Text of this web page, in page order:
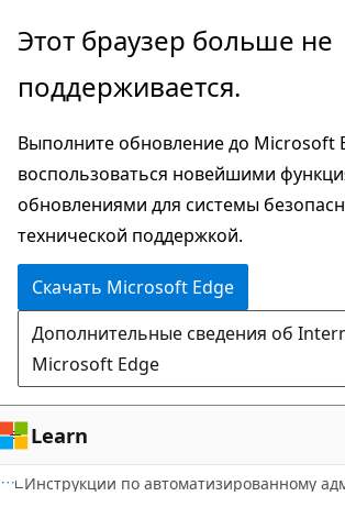
Пропустить
перейти
основному
содержимому
Этот браузер больше не
поддерживается.
Выполните обновление до Microsoft
воспользоваться новейшими
обновлениями для системы
технической поддержкой.
Скачать Microsoft Edge
Дополнительные сведения об
Microsoft Edge
Learn